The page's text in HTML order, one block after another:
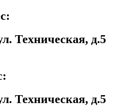
Техническая, д.5
Техническая, д.5